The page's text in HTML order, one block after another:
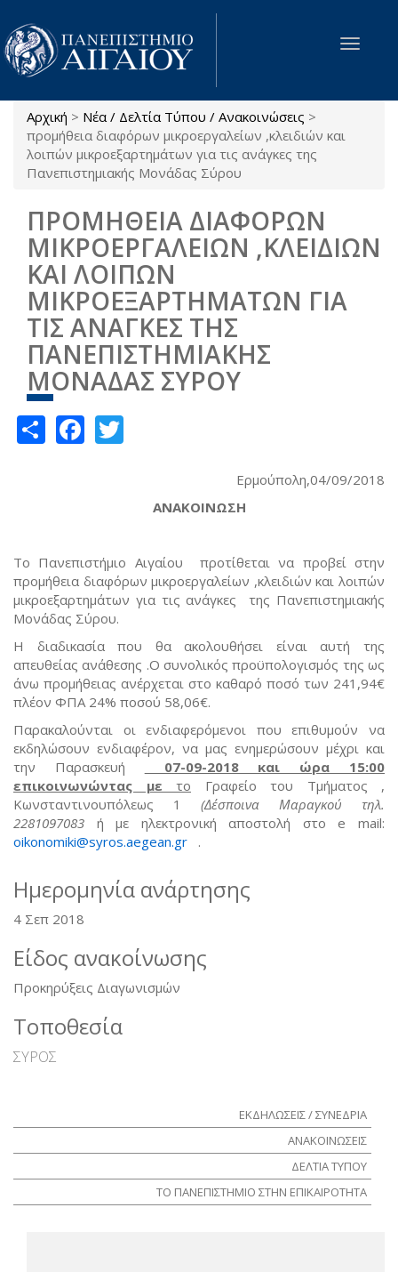
Παράκαμψη προς το κυρίως περιεχόμενο
Toggle
Είστε εδώ
Αρχική > Νέα / Δελτία Τύπου / Ανακοινώσεις >
προμήθεια διαφόρων μικροεργαλείων ,κλειδιών και
λοιπών μικροεξαρτημάτων για τις ανάγκες της
Πανεπιστημιακής Μονάδας Σύρου
ΠΡΟΜΗΘΕΙΑ ΔΙΑΦΟΡΩΝ
ΜΙΚΡΟΕΡΓΑΛΕΙΩΝ ,ΚΛΕΙΔΙΩΝ
ΚΑΙ ΛΟΙΠΩΝ
ΜΙΚΡΟΕΞΑΡΤΗΜΑΤΩΝ ΓΙΑ
ΤΙΣ ΑΝΑΓΚΕΣ ΤΗΣ
ΠΑΝΕΠΙΣΤΗΜΙΑΚΗΣ
ΜΟΝΑΔΑΣ ΣΥΡΟΥ
ShareFacebook
Ερμούπολη,04/09/2018
ΑΝΑΚΟΙΝΩΣΗ
Το Πανεπιστήμιο Αιγαίου προτίθεται να προβεί στην
προμήθεια διαφόρων μικροεργαλείων ,κλειδιών και λοιπών
μικροεξαρτημάτων για τις ανάγκες της Πανεπιστημιακής
Μονάδας Σύρου.
Η διαδικασία που θα ακολουθήσει είναι αυτή της
απευθείας ανάθεσης .Ο συνολικός προϋπολογισμός της ως
άνω προμήθειας ανέρχεται στο καθαρό ποσό των 241,94€
πλέον ΦΠΑ 24% ποσού 58,06€.
Παρακαλούνται οι ενδιαφερόμενοι που επιθυμούν να
εκδηλώσουν ενδιαφέρον, να μας ενημερώσουν μέχρι και
την Παρασκευή
07-09-2018 και ώρα 15:00
επικοινωνώντας με το Γραφείο του Τμήματος ,
Κωνσταντινουπόλεως 1 (Δέσποινα Μαραγκού τηλ.
2281097083 ή με ηλεκτρονική αποστολή στο e mail:
oikonomiki@syros.aegean.gr (link sends e-mail)
.
Ημερομηνία ανάρτησης
4 Σεπ 2018
Είδος ανακοίνωσης
Προκηρύξεις Διαγωνισμών
Τοποθεσία
ΣΥΡΟΣ
ΕΚΔΗΛΩΣΕΙΣ / ΣΥΝΕΔΡΙΑ
ΑΝΑΚΟΙΝΩΣΕΙΣ
ΔΕΛΤΙΑ ΤΥΠΟΥ
ΤΟ ΠΑΝΕΠΙΣΤΗΜΙΟ ΣΤΗΝ ΕΠΙΚΑΙΡΟΤΗΤΑ